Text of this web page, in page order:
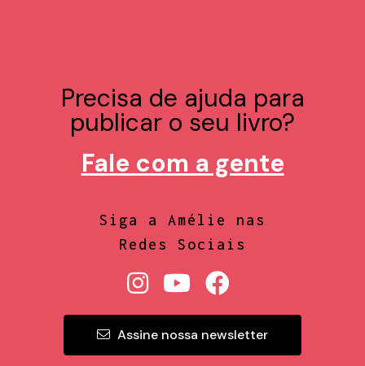
Precisa de ajuda para
publicar o seu livro?
Fale com a gente
Siga a Amélie nas
Redes Sociais
Assine nossa newsletter